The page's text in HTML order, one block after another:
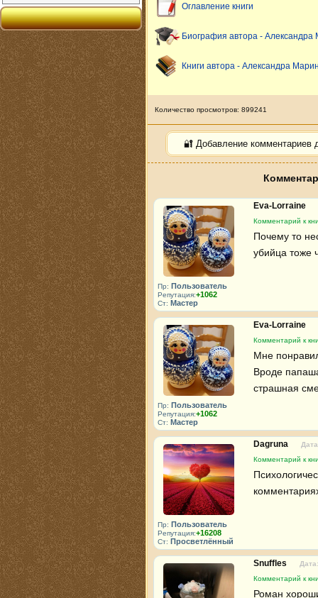
Оглавление книги
Биография автора - Александра
Книги автора - Александра
Количество просмотров: 899241
🔐 Добавление комментариев
Пр: Пользователь
Репутация:+1062
Ст: Мастер
Eva-Lorraine
Комментарий к
Почему то
убийца тоже
Пр: Пользователь
Репутация:+1062
Ст: Мастер
Eva-Lorraine
Комментарий к
Мне
Вроде
страшная
Пр: Пользователь
Репутация:+16208
Ст: Просветлённый
Dagruna
Комментарий к
Snuffles
Комментарий к
Роман